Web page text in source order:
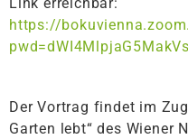
https://
Der Vortrag findet im
Garten lebt“ des Wiener